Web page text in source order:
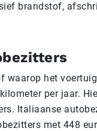
brandstof,
waarop het
per jaar.
Italiaanse
met 448